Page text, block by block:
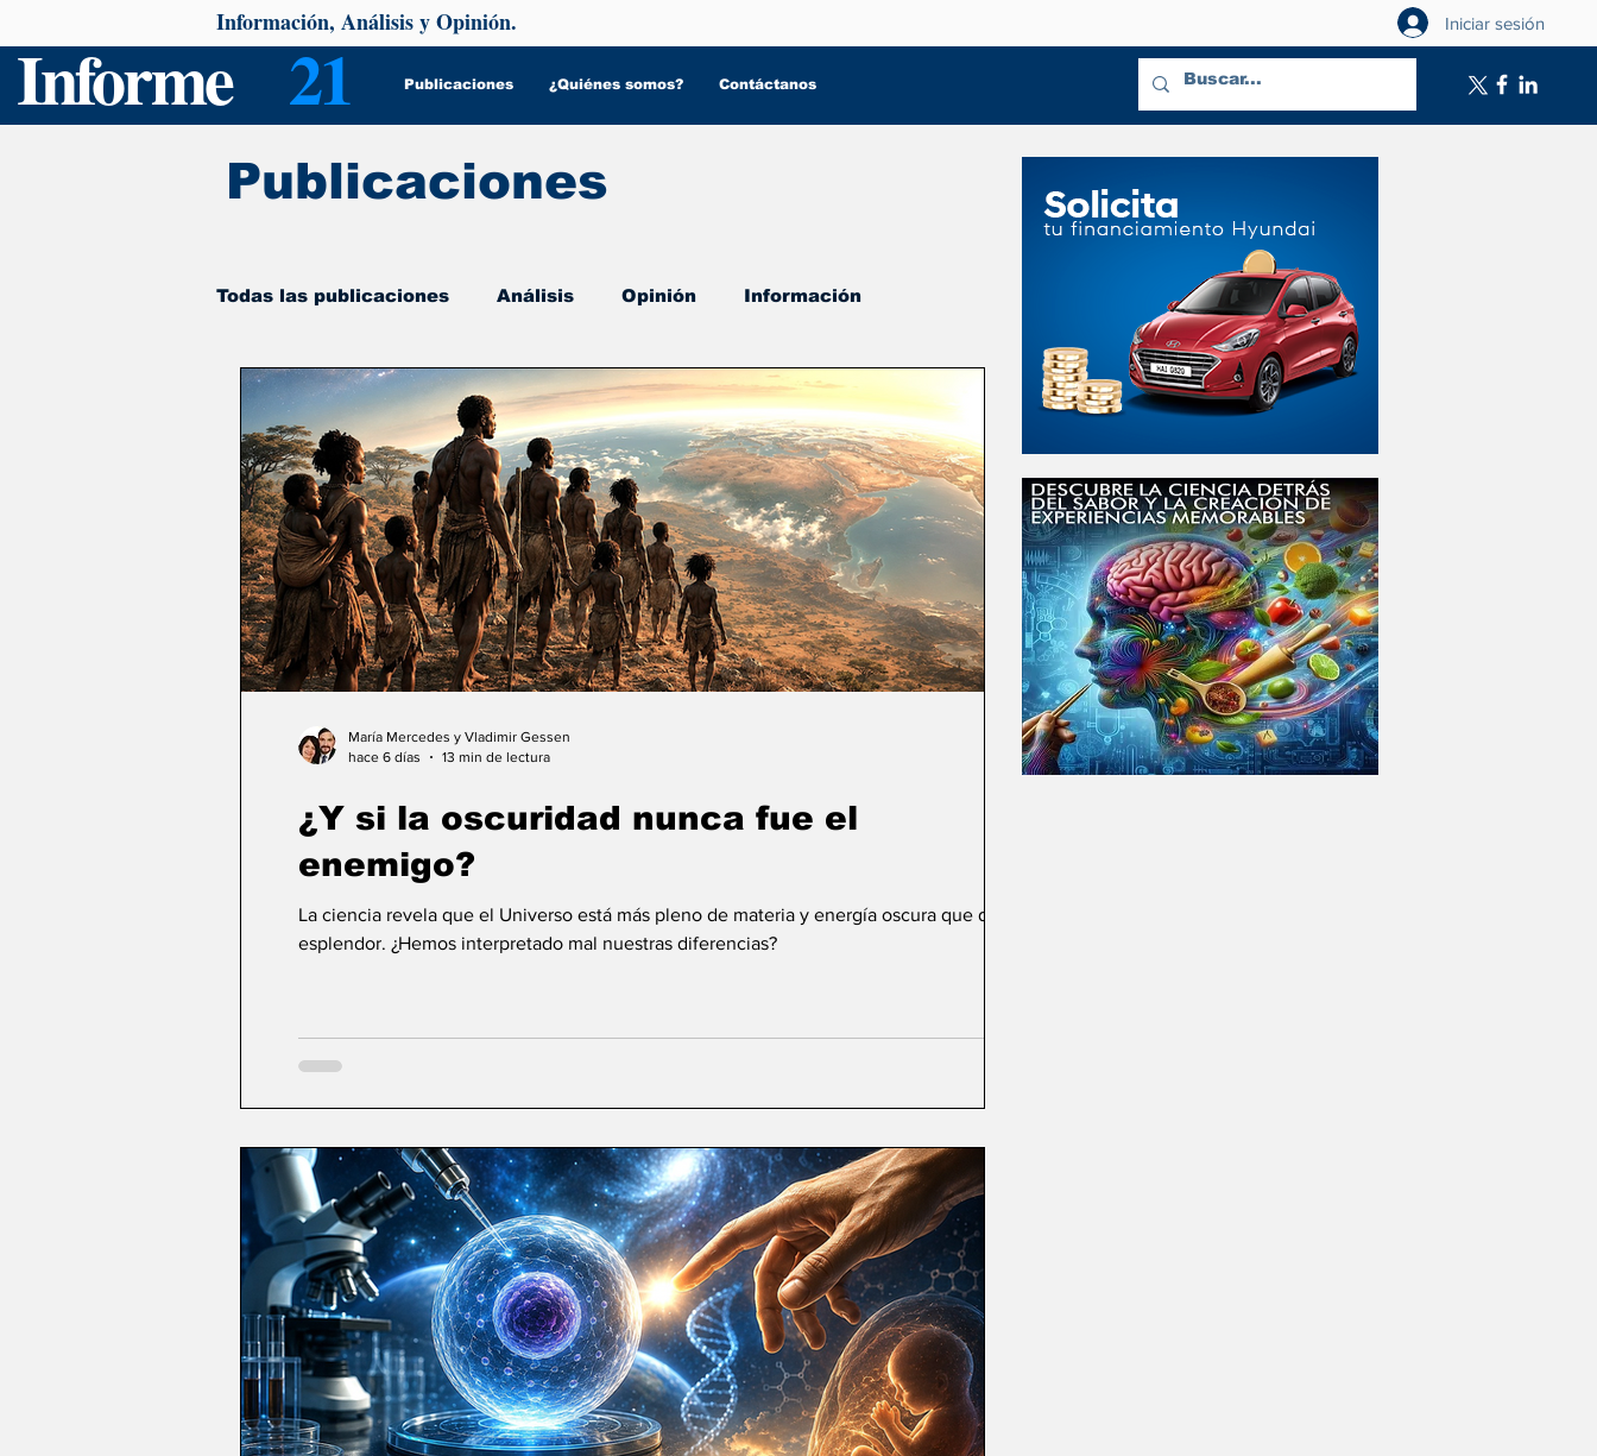
Informe 21 Publicaciones ¿Quiénes somos? Contáctanos
Información, Análisis y Opinión. Iniciar sesión
Todas las publicaciones Análisis Opinión Información
De interés Psicología y Salud
¿Y si la oscuridad nunca fue el
enemigo?
La ciencia revela que el Universo está más pleno de materia y energía oscura que de
esplendor. ¿Hemos interpretado mal nuestras diferencias?
María Mercedes y Vladimir Gessen
hace 6 días
13 min de lectura
Publicaciones